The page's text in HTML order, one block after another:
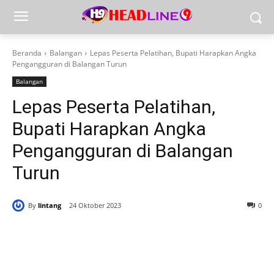
Beranda Balangan
Lepas Peserta Pelatihan, Bupati Harapkan Angka
Pengangguran di Balangan Turun
Balangan
Lepas Peserta Pelatihan,
Bupati Harapkan Angka
Pengangguran di Balangan
Turun
By lintang 24 Oktober 2023 0